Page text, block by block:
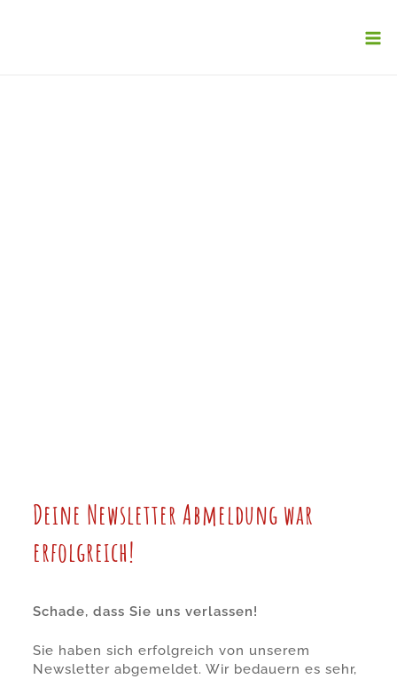
Deine Newsletter Abmeldung war
erfolgreich!
Schade, dass Sie uns verlassen!
Sie haben sich erfolgreich von unserem
Newsletter abgemeldet. Wir bedauern es sehr,